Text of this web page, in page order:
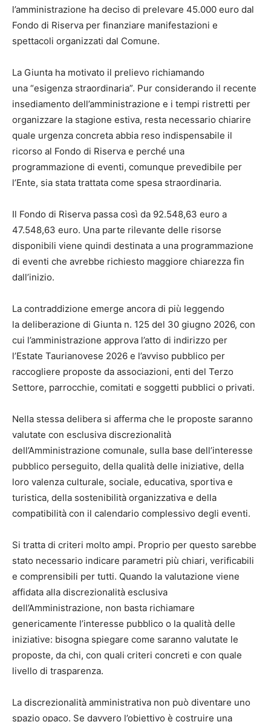
l’amministrazione ha deciso di prelevare 45.000 euro dal
Fondo di Riserva per finanziare manifestazioni e
spettacoli organizzati dal Comune.
La Giunta ha motivato il prelievo richiamando
una “esigenza straordinaria”. Pur considerando il recente
insediamento dell’amministrazione e i tempi ristretti per
organizzare la stagione estiva, resta necessario chiarire
quale urgenza concreta abbia reso indispensabile il
ricorso al Fondo di Riserva e perché una
programmazione di eventi, comunque prevedibile per
l’Ente, sia stata trattata come spesa straordinaria.
Il Fondo di Riserva passa così da 92.548,63 euro a
47.548,63 euro. Una parte rilevante delle risorse
disponibili viene quindi destinata a una programmazione
di eventi che avrebbe richiesto maggiore chiarezza fin
dall’inizio.
La contraddizione emerge ancora di più leggendo
la deliberazione di Giunta n. 125 del 30 giugno 2026, con
cui l’amministrazione approva l’atto di indirizzo per
l’Estate Taurianovese 2026 e l’avviso pubblico per
raccogliere proposte da associazioni, enti del Terzo
Settore, parrocchie, comitati e soggetti pubblici o privati.
Nella stessa delibera si afferma che le proposte saranno
valutate con esclusiva discrezionalità
dell’Amministrazione comunale, sulla base dell’interesse
pubblico perseguito, della qualità delle iniziative, della
loro valenza culturale, sociale, educativa, sportiva e
turistica, della sostenibilità organizzativa e della
compatibilità con il calendario complessivo degli eventi.
Si tratta di criteri molto ampi. Proprio per questo sarebbe
stato necessario indicare parametri più chiari, verificabili
e comprensibili per tutti. Quando la valutazione viene
affidata alla discrezionalità esclusiva
dell’Amministrazione, non basta richiamare
genericamente l’interesse pubblico o la qualità delle
iniziative: bisogna spiegare come saranno valutate le
proposte, da chi, con quali criteri concreti e con quale
livello di trasparenza.
La discrezionalità amministrativa non può diventare uno
spazio opaco. Se davvero l’obiettivo è costruire una